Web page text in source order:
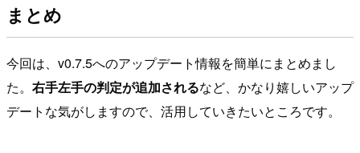
まとめ
今回は、v0.7.5へのアップデート情報を簡単にまとめまし
た。 右手左手の判定が追加されるなど、かなり嬉しいアップ
デートな気がしますので、活用していきたいところです。